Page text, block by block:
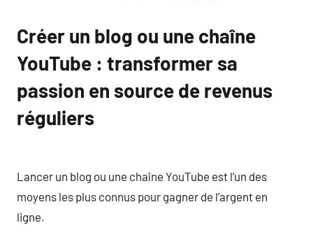
Créer un blog ou une chaîne
YouTube : transformer sa
passion en source de revenus
réguliers
Lancer un blog ou une chaîne YouTube est l’un des
moyens les plus connus pour gagner de l’argent en
ligne.